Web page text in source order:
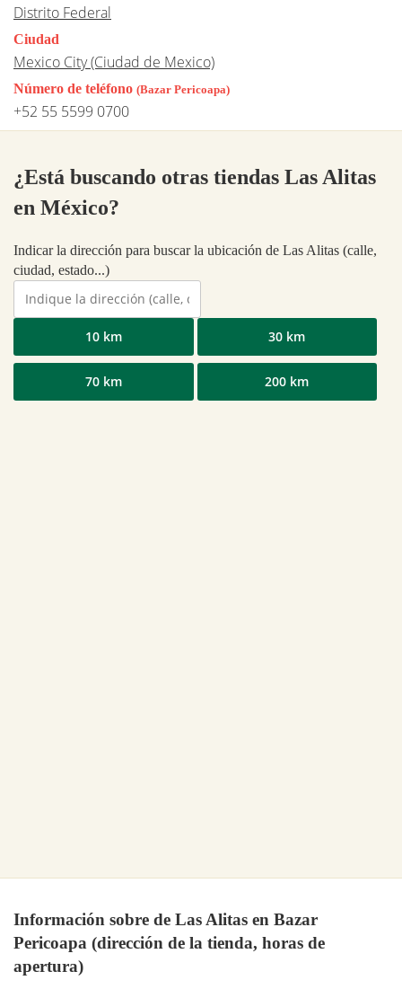
Distrito Federal
Ciudad
Mexico City (Ciudad de Mexico)
Número de teléfono (Bazar Pericoapa)
+52 55 5599 0700
¿Está buscando otras tiendas Las Alitas
en México?
Indicar la dirección para buscar la ubicación de Las Alitas (calle,
ciudad, estado...)
10 km 30 km
70 km 200 km
Información sobre de Las Alitas en Bazar
Pericoapa (dirección de la tienda, horas de
apertura)